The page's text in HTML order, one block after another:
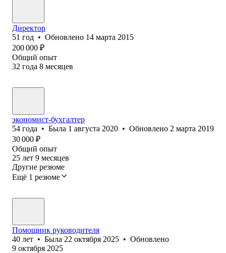
Директор
51 год • Обновлено 14 марта 2015
200 000 ₽
Общий опыт
32 года 8 месяцев
экономист-бухгалтер
54 года • Была 1 августа 2020 • Обновлено 2 марта 2019
30 000 ₽
Общий опыт
25 лет 9 месяцев
Другие резюме
Ещё 1 резюме
Помощник руководителя
40 лет • Была 22 октября 2025 • Обновлено
9 октября 2025